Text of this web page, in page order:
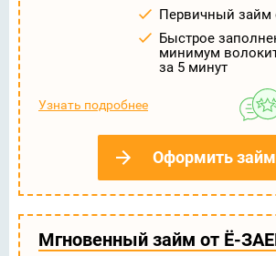
Первичный займ
Быстрое
минимум
за 5 минут
Узнать подробнее
Оформить займ
Мгновенный займ от Ё-